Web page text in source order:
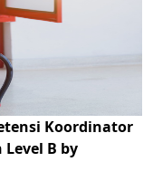
Koordinator
B by